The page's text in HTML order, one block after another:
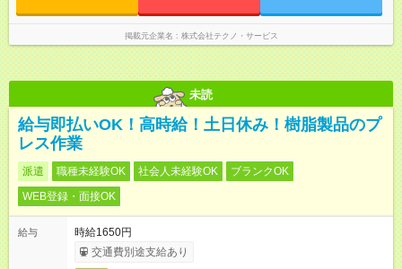
掲載元企業名 株式会社テクノ・サービス
未読
給与即払いOK！高時給！土日休み！樹脂製品のプ
レス作業
派遣 職種未経験OK 社会人未経験OK
ブランクOK
WEB登録・面接OK
給与
時給1650円
交通費別途支給あり